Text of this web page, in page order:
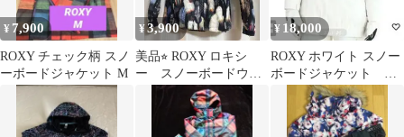
¥ 7,900
ROXY チェック柄 スノ
ーボードジャケット M
¥3,900
美品⭐︎ ROXY ロキシ
ー スノーボードウェ
¥ 18,000
ROXY ホワイト スノー
ボードジャケット 定
価30800円‼️